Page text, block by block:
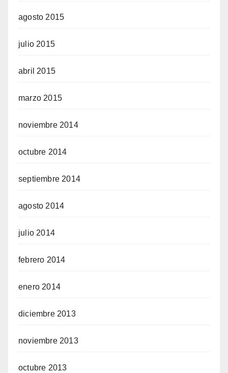
agosto 2015
julio 2015
abril 2015
marzo 2015
noviembre 2014
octubre 2014
septiembre 2014
agosto 2014
julio 2014
febrero 2014
enero 2014
diciembre 2013
noviembre 2013
octubre 2013